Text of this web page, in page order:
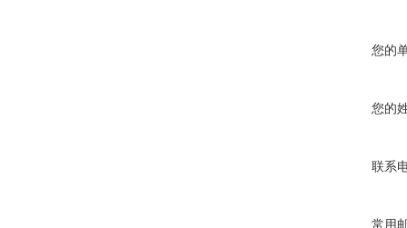
您的
您的
联系
常用